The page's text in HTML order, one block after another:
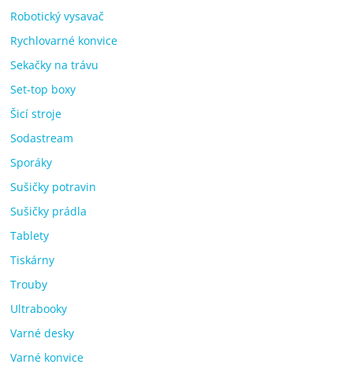
Robotický vysavač
Rychlovarné konvice
Sekačky na trávu
Set-top boxy
Šicí stroje
Sodastream
Sporáky
Sušičky potravin
Sušičky prádla
Tablety
Tiskárny
Trouby
Ultrabooky
Varné desky
Varné konvice